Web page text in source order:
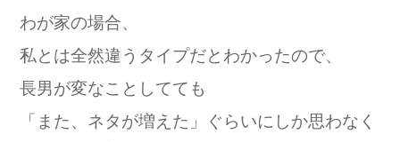
わが家の場合、
私とは全然違うタイプだとわかったので、
長男が変なことしてても
「また、ネタが増えた」ぐらいにしか思わなく